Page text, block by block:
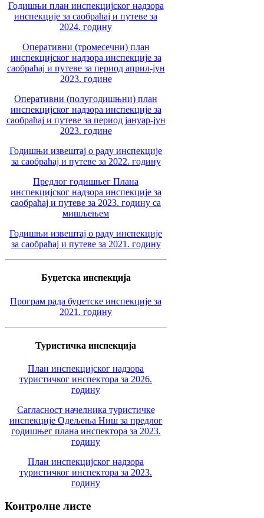
Годишњи план инспекцијског надзора
инспекције за саобраћај и путеве за
2024. годину
Оперативни (тромесечни) план
инспекцијског надзора инспекције за
саобраћај и путеве за период април-јун
2023. године
Оперативни (полугодишњни) план
инспекцијског надзора инспекције за
саобраћај и путеве за период јануар-јун
2023. године
Годишњи извештај о раду инспекције
за саобраћај и путеве за 2022. годину
Предлог годишњег Плана
инспекцијског надзора инспекције за
саобраћај и путеве за 2023. годину са
мишљењем
Годишњи извештај о раду инспекције
за саобраћај и путеве за 2021. годину
Буџетска инспекција
Програм рада буџетске инспекције за
2021. годину
Туристичка инспекција
План инспекцијског надзора
туристичког инспектора за 2026.
годину
Сагласност начелника туристичке
инспекције Одељења Ниш за предлог
годишњег плана инспектора за 2023.
годину
План инспекцијског надзора
туристичког инспектора за 2023.
годину
Контролне листе